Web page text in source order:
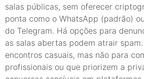
salas públicas, sem oferecer
ponta como o WhatsApp (padrão)
do Telegram. Há opções para
as salas abertas podem atrair
encontros casuais, mas não para
profissionais ou que priorizem a